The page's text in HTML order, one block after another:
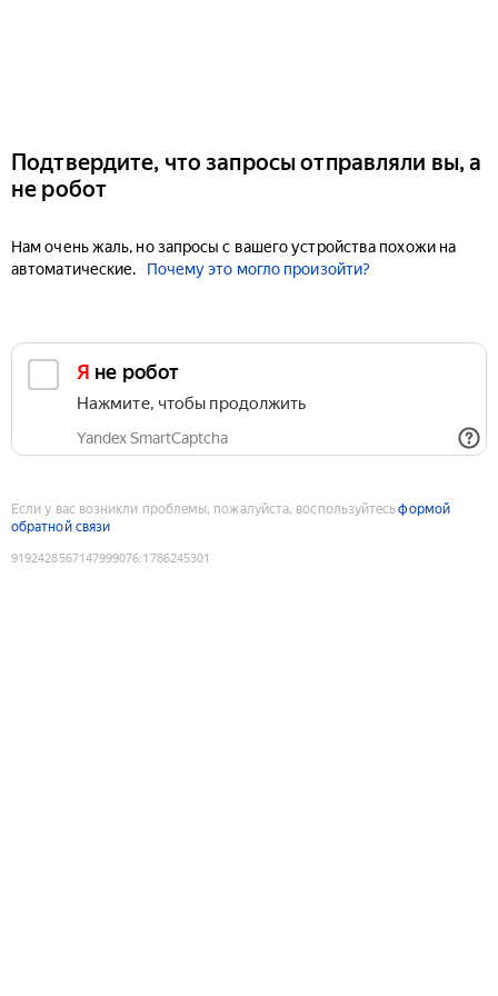
Подтвердите, что запросы отправляли вы, а
не робот
Нам очень жаль, но запросы с вашего устройства похожи на
автоматические.
Почему это могло произойти?
Я не робот
Нажмите, чтобы продолжить
Yandex SmartCaptcha
Если у вас возникли проблемы, пожалуйста, воспользуйтесьформой
обратной связи
9192428567147999076:1786245301